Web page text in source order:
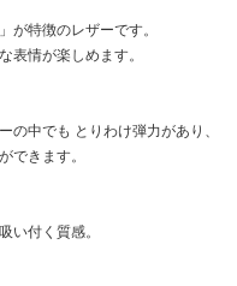
が特徴のレザーです。
表情が楽しめます。
の中でも とりわけ弾力があり、
できます。
い付く質感。